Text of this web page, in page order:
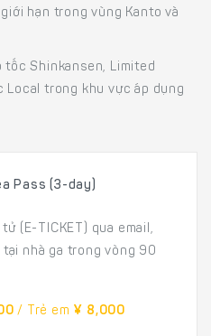
hạn trong vùng Kanto và
tốc Shinkansen, Limited
Local trong khu vực áp dụng
Pass (3-day)
(E-TICKET) qua email,
tại nhà ga trong vòng 90
/ Trẻ em ¥ 8,000